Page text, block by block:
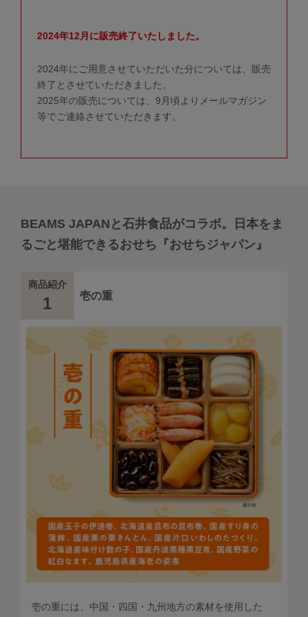
2024年12月に販売終了いたしました。
2024年にご用意させていただいた分については、販売
終了とさせていただきました。
2025年の販売については、9月頃よりメールマガジン
等でご連絡させていただきます。
BEAMS JAPANと石井食品がコラボ。日本をま
るごと堪能できるおせち『おせちジャパン』
商品紹介
1 壱の重
壱の重には、中国・四国・九州地方の素材を使用した